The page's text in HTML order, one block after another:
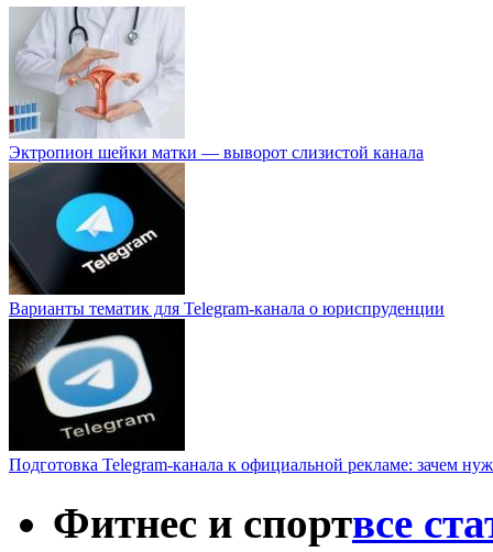
Эктропион шейки матки — выворот слизистой канала
Варианты тематик для Telegram-канала о юриспруденции
Подготовка Telegram-канала к официальной рекламе: зачем
Фитнес и спортвсе